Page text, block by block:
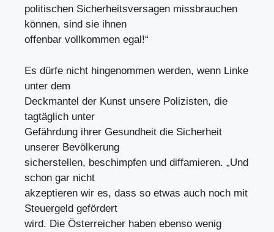
politischen Sicherheitsversagen missbrauchen
können, sind sie ihnen
offenbar vollkommen egal!“
Es dürfe nicht hingenommen werden, wenn Linke
unter dem
Deckmantel der Kunst unsere Polizisten, die
tagtäglich unter
Gefährdung ihrer Gesundheit die Sicherheit
unserer Bevölkerung
sicherstellen, beschimpfen und diffamieren. „Und
schon gar nicht
akzeptieren wir es, dass so etwas auch noch mit
Steuergeld gefördert
wird. Die Österreicher haben ebenso wenig